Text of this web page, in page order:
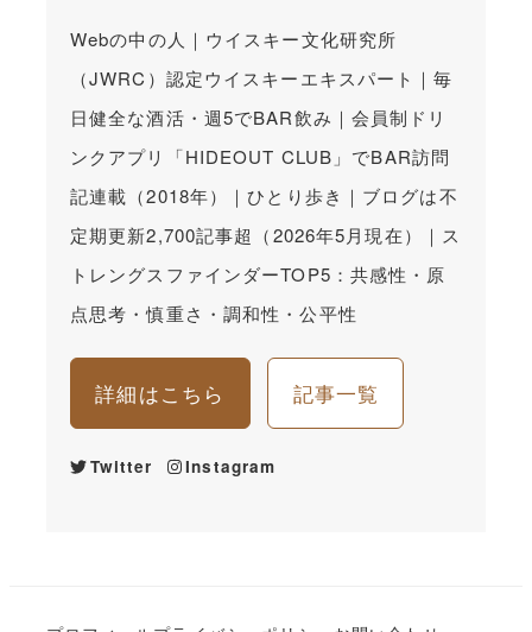
Webの中の人｜ウイスキー文化研究所
（JWRC）認定ウイスキーエキスパート｜毎
日健全な酒活・週5でBAR飲み｜会員制ドリ
ンクアプリ「HIDEOUT CLUB」でBAR訪問
記連載（2018年）｜ひとり歩き｜ブログは不
定期更新2,700記事超（2026年5月現在）｜ス
トレングスファインダーTOP5：共感性・原
点思考・慎重さ・調和性・公平性
詳細はこちら 記事一覧
Twitter Instagram